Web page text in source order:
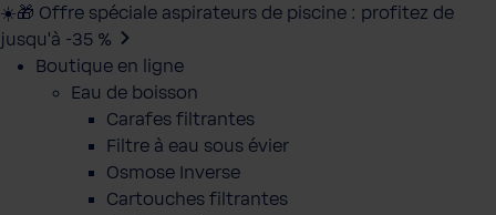
☀️🎁 Offre spéciale aspirateurs de piscine : profitez de
jusqu’à -35 %
Boutique en ligne
Eau de boisson
Carafes filtrantes
Filtre à eau sous évier
Osmose Inverse
Cartouches filtrantes